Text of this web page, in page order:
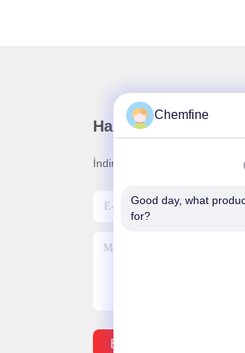
Haber Bültenimiz
İndirimler ve daha fazlası için
Eposta Gönder
Chemfine
Good day, what
for?